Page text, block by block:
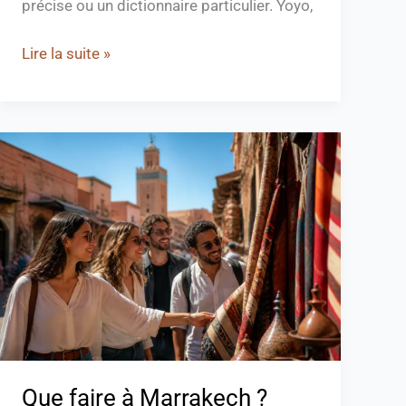
précise ou un dictionnaire particulier. Yoyo,
Lire la suite »
Que faire à Marrakech ?
Que
faire
à
Marrakech
?
Activités
et
itinéraires